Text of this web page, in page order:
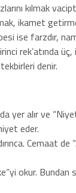
kılmak
ikamet
ise farzdır,
rek’atında
denir.
yer alır ve
eder.
Cemaat de
okur. Bundan